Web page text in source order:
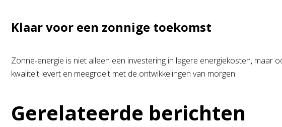
Klaar voor een zonnige toekomst
Zonne-energie is niet alleen een investering in lagere energiekosten,
kwaliteit levert en meegroeit met de ontwikkelingen van morgen.
Gerelateerde berichten